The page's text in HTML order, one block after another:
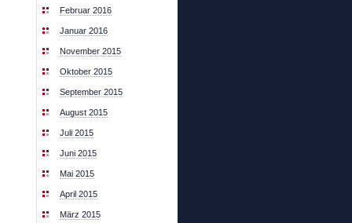
Februar 2016
Januar 2016
November 2015
Oktober 2015
September 2015
August 2015
Juli 2015
Juni 2015
Mai 2015
April 2015
März 2015